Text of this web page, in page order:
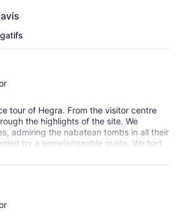
tour of Hegra. From the visitor centre
the highlights of the site. We
admiring the nabatean tombs in all their
by a knowledgeable guide. We had
place to enjoy them. Really